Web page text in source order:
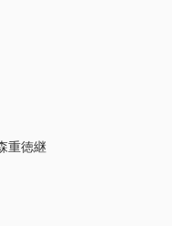
重徳継